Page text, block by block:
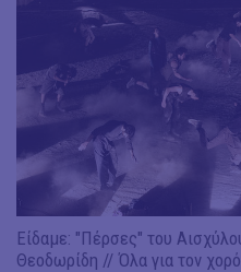
Είδαμε: "Πέρσες" του
Θεοδωρίδη // Όλα για τον χορό